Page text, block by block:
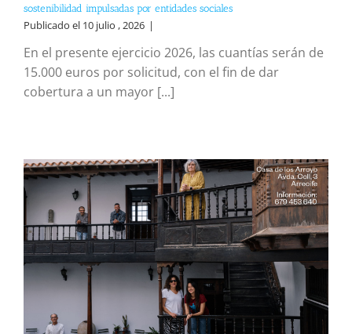
sostenibilidad impulsadas por entidades sociales
Publicado el 10 julio , 2026 |
En el presente ejercicio 2026, las cuantías serán de
15.000 euros por solicitud, con el fin de dar
cobertura a un mayor [...]